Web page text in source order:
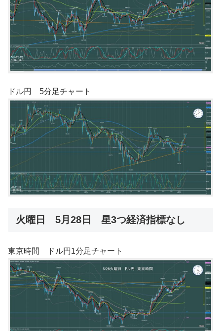
ドル円 5分足チャート
火曜日 5月28日 星3つ経済指標なし
東京時間 ドル円1分足チャート